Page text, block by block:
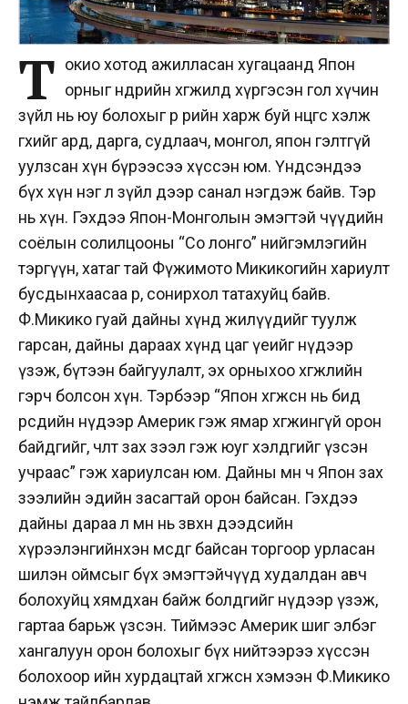
Т окио хотод ажилласан хугацаанд Япон
орныг өнөөдрийн хөгжилд хүргэсэн гол хүчин
зүйл нь юу болохыг өөр өөрийн харж буй өнцгөөс хэлж
өгөхийг ард, дарга, судлаач, монгол, япон гэлтгүй
уулзсан хүн бүрээсээ хүссэн юм. Үндсэндээ
бүх хүн нэг л зүйл дээр санал нэгдэж байв. Тэр
нь хүн. Гэхдээ Япон-Монголын эмэгтэй чүүдийн
соёлын солилцооны “Со лонго” нийгэмлэгийн
тэргүүн, хатаг тай Фүжимото Микикогийн хариулт
бусдынхаасаа өөр, сонирхол татахуйц байв.
Ф.Микико гуай дайны хүнд жилүүдийг туулж
гарсан, дайны дараах хүнд цаг үеийг нүдээр
үзэж, бүтээн байгуулалт, эх орныхоо хөгжлийн
гэрч болсон хүн. Тэрбээр “Япон хөгжсөн нь бид
өөрсдийн нүдээр Америк гэж ямар хөгжингүй орон
байдгийг, чөлөөт зах зээл гэж юуг хэлдгийг үзсэн
учраас” гэж хариулсан юм. Дайны өмнө ч Япон зах
зээлийн эдийн засагтай орон байсан. Гэхдээ
дайны дараа л өмнө нь зөвхөн дээдсийн
хүрээлэнгийнхэн өмсдөг байсан торгоор урласан
шилэн оймсыг бүх эмэгтэйчүүд худалдан авч
болохуйц хямдхан байж болдгийг нүдээр үзэж,
гартаа барьж үзсэн. Тиймээс Америк шиг элбэг
хангалуун орон болохыг бүх нийтээрээ хүссэн
болохоор ийн хурдацтай хөгжсөн хэмээн Ф.Микико